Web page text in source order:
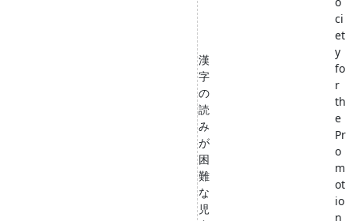
漢
字
の
読
み
が
困
難
な
児
ci
et
y
fo
r
th
e
Pr
o
m
ot
io
n